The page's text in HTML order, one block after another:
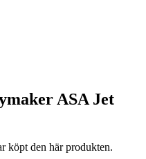
ASA Jet
köpt den här produkten.